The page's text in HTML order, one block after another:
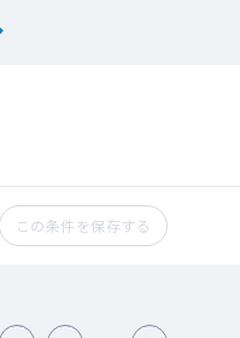
この条件を保存する